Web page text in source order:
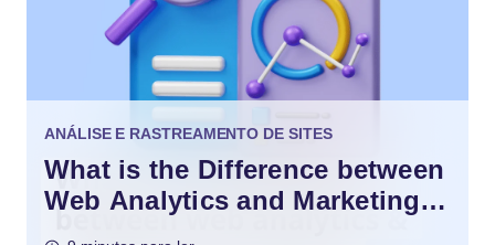
ANÁLISE E RASTREAMENTO DE SITES
What is the Difference between
Web Analytics and Marketing